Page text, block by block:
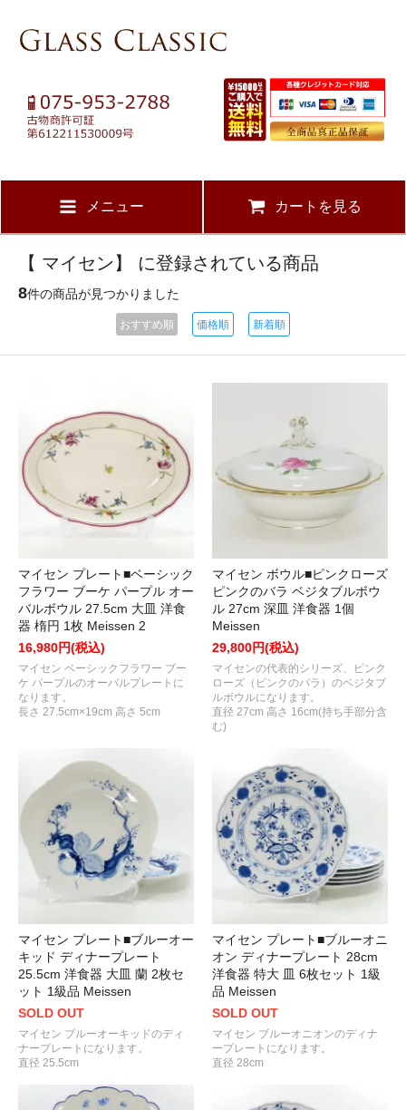
メニュー カートを見る
【 マイセン】 に登録されている商品
8件の商品が見つかりました
おすすめ順 価格順 新着順
マイセン プレート■ベーシック
フラワー ブーケ パープル オー
バルボウル 27.5cm 大皿 洋食
器 楕円 1枚 Meissen 2
16,980円(税込)
マイセン ベーシックフラワー ブー
ケ パープルのオーバルプレートに
なります。
長さ 27.5cm×19cm 高さ 5cm
マイセン ボウル■ピンクローズ
ピンクのバラ ベジタブルボウ
ル 27cm 深皿 洋食器 1個
Meissen
29,800円(税込)
マイセンの代表的シリーズ、ピンク
ローズ（ピンクのバラ）のベジタブ
ルボウルになります。
直径 27cm 高さ 16cm(持ち手部分含
む)
マイセン プレート■ブルーオー
キッド ディナープレート
25.5cm 洋食器 大皿 蘭 2枚セ
ット 1級品 Meissen
SOLD OUT
マイセン ブルーオーキッドのディ
ナープレートになります。
直径 25.5cm
マイセン プレート■ブルーオニ
オン ディナープレート 28cm
洋食器 特大 皿 6枚セット 1級
品 Meissen
SOLD OUT
マイセン ブルーオニオンのディナ
ープレートになります。
直径 28cm